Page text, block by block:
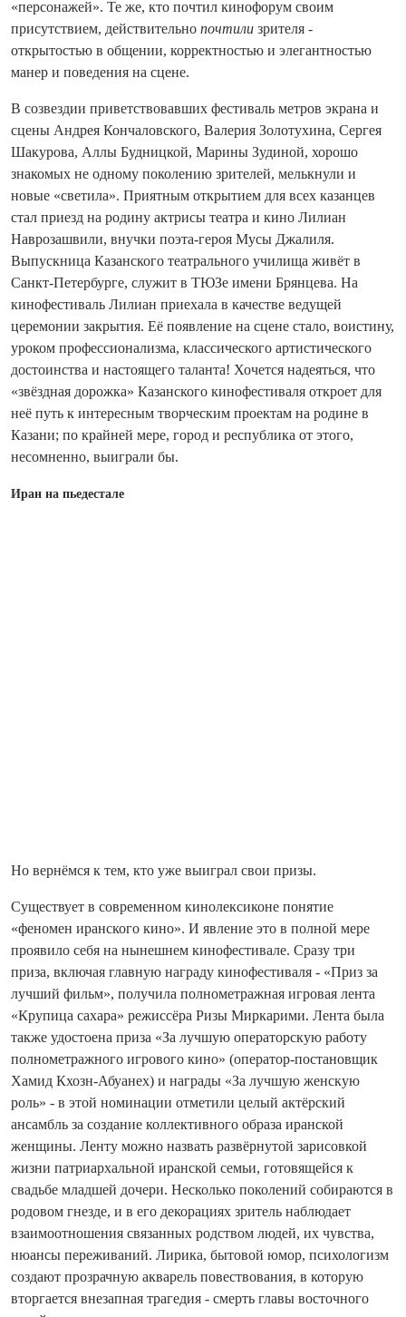
«персонажей». Те же, кто почтил кинофорум своим
присутствием, действительно почтили зрителя -
открытостью в общении, корректностью и элегантностью
манер и поведения на сцене.
В созвездии приветствовавших фес­тиваль метров экрана и
сцены Андрея Кончаловского, Валерия Золотухина, Сергея
Шакурова, Аллы Будницкой, Марины Зудиной, хорошо
знакомых не одному поколению зрителей, мелькнули и
новые «светила». Приятным открытием для всех казанцев
стал приезд на родину актрисы театра и кино Лилиан
Наврозашвили, внучки поэта-героя Мусы Джалиля.
Выпускница Казанского театрального училища живёт в
Санкт-Петербурге, служит в ТЮЗе имени Брянцева. На
кинофестиваль Лилиан приехала в качестве ведущей
церемонии закрытия. Её появление на сцене стало, воистину,
уроком профессионализма, классического артистического
достоинства и настоящего таланта! Хочется надеяться, что
«звёздная дорожка» Казанского кинофестиваля откроет для
неё путь к интересным творческим проектам на родине в
Казани; по крайней мере, город и респуб­лика от этого,
несомненно, выиграли бы.
Иран на пьедестале
Но вернёмся к тем, кто уже выиграл свои призы.
Существует в современном кинолексиконе понятие
«феномен иранского кино». И явление это в полной мере
проявило себя на нынешнем кинофестивале. Сразу три
приза, включая главную награду кинофестиваля - «Приз за
лучший фильм», получила полнометражная игровая лента
«Крупица сахара» режиссёра Ризы Миркарими. Лента была
также удостоена приза «За лучшую операторскую работу
полнометражного игрового кино» (оператор‑постановщик
Хамид Кхозн-Абуанех) и награды «За лучшую женскую
роль» - в этой номинации отметили целый актёрский
ансамбль за создание коллективного образа иранской
женщины. Ленту можно назвать развёрнутой зарисовкой
жизни патриархальной иранской семьи, готовящейся к
свадьбе младшей дочери. Несколько поколений собираются в
родовом гнезде, и в его декорациях зритель наблюдает
взаимоотношения связанных родством людей, их чувства,
нюансы переживаний. Лирика, бытовой юмор, психологизм
создают прозрачную акварель повествования, в которую
вторгается внезапная трагедия - смерть главы восточного